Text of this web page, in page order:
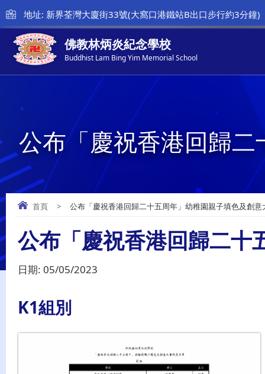
地址: 新界荃灣大廈街33號(大窩口港鐵站B出口步行約3分鐘)
佛教林炳炎紀念學校
Buddhist Lam Bing Yim Memorial School
公布「慶祝香港回歸
首頁 > 公布「慶祝香港回歸二十五周年」幼稚園親子填色及創
公布「慶祝香港回歸二十
日期: 05/05/2023
K1組別